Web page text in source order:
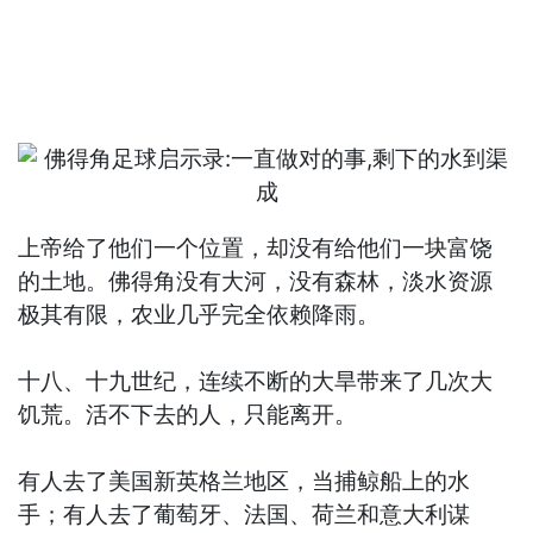
上帝给了他们一个位置，却没有给他们一块富饶
的土地。佛得角没有大河，没有森林，淡水资源
极其有限，农业几乎完全依赖降雨。
十八、十九世纪，连续不断的大旱带来了几次大
饥荒。活不下去的人，只能离开。
有人去了美国新英格兰地区，当捕鲸船上的水
手；有人去了葡萄牙、法国、荷兰和意大利谋